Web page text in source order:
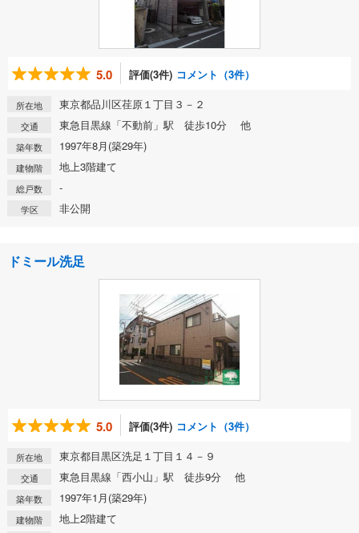
5.0 評価(3件) コメント（3件）
所在地 東京都品川区荏原１丁目３－２
交通 東急目黒線「不動前」駅 徒歩10分 他
築年数 1997年8月(築29年)
建物階 地上3階建て
総戸数 -
学区 非公開
ドミール洗足
5.0 評価(3件) コメント（3件）
所在地 東京都目黒区洗足１丁目１４－９
交通 東急目黒線「西小山」駅 徒歩9分 他
築年数 1997年1月(築29年)
建物階 地上2階建て